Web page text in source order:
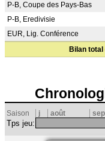
P-B, Coupe des Pays-Bas
P-B, Eredivisie
EUR, Lig. Conférence
Bilan total
Saison j août
Tps jeu: